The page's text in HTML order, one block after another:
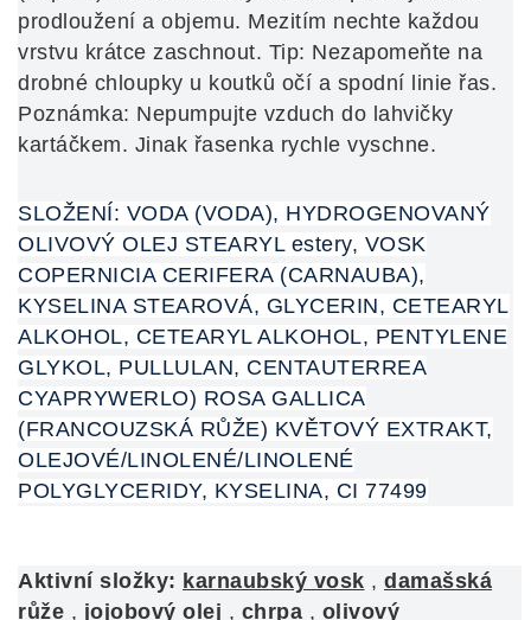
prodloužení a objemu. Mezitím nechte každou
vrstvu krátce zaschnout. Tip: Nezapomeňte na
drobné chloupky u koutků očí a spodní linie řas.
Poznámka: Nepumpujte vzduch do lahvičky
kartáčkem. Jinak řasenka rychle vyschne.
SLOŽENÍ: VODA (VODA), HYDROGENOVANÝ
OLIVOVÝ OLEJ STEARYL estery, VOSK
COPERNICIA CERIFERA (CARNAUBA),
KYSELINA STEAROVÁ, GLYCERIN, CETEARYL
ALKOHOL, CETEARYL ALKOHOL, PENTYLENE
GLYKOL, PULLULAN, CENTAUTERREA
CYAPRYWERLO) ROSA GALLICA
(FRANCOUZSKÁ RŮŽE) KVĚTOVÝ EXTRAKT,
OLEJOVÉ/LINOLENÉ/LINOLENÉ
POLYGLYCERIDY, KYSELINA, CI 77499
Aktivní složky: karnaubský vosk , damašská
růže , jojobový olej , chrpa , olivový